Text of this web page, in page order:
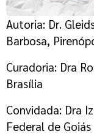
Autoria: Dr.
Barbosa,
Curadoria: Dra
Brasília
Convidada: Dra
Federal de Goiás